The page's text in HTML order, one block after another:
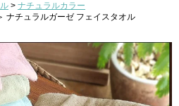
ナチュラルカラー
ナチュラルガーゼ フェイスタオル